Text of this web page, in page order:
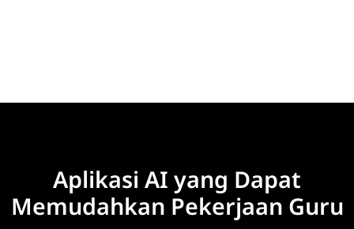
Aplikasi AI yang Dapat
Memudahkan Pekerjaan Guru